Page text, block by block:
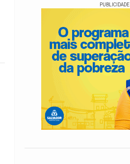
PUBLICIDADE